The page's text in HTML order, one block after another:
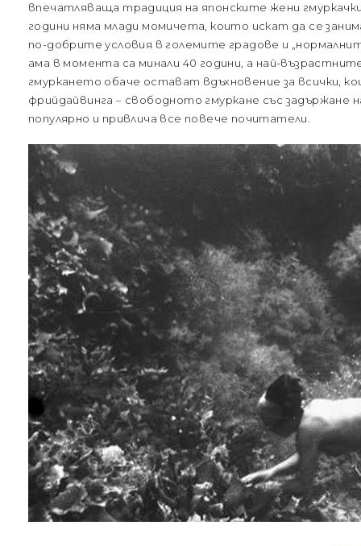
впечатляваща традиция на японските жени
години няма млади момичета, които искат да се
по-добрите условия в големите градове и
ама в момента са минали 40 години, а най-
гмуркането обаче остават вдъхновение за всички,
фрийдайвинга – свободното гмуркане със задържане
популярно и привлича все повече почитатели.